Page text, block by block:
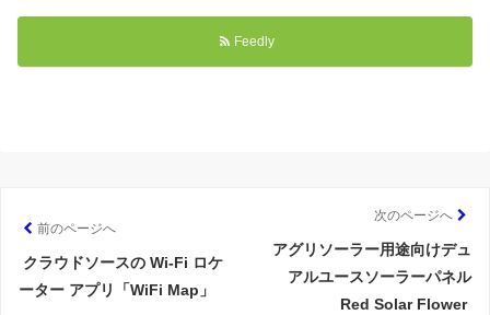
Feedly
前のページへ
クラウドソースの Wi-Fi ロケ
ーター アプリ「WiFi Map」
次のページへ
アグリソーラー用途向けデュ
アルユースソーラーパネル
Red Solar Flower